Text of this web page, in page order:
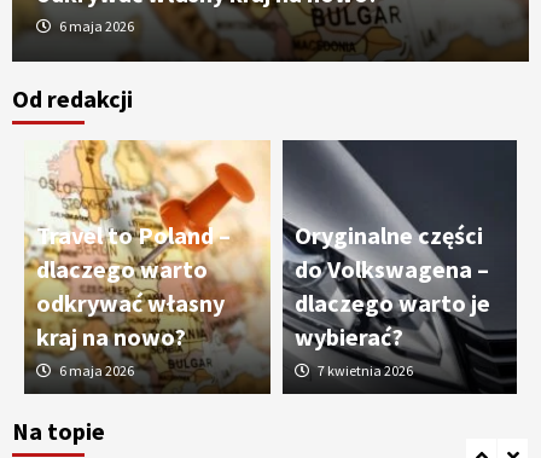
6 maja 2026
Od redakcji
Travel to Poland –
dlaczego warto
odkrywać własny
kraj na nowo?
6 maja 2026
Oryginalne części
do Volkswagena –
dlaczego warto je
wybierać?
7 kwietnia 2026
Na topie
3
nowoczesne technologie precyzyjnej
obróbki materiałów
4
Czy sztuczna inteligencja wyprze pracę
geodety w przyszłości?
5
Tworzenie aplikacji internetowych – jak